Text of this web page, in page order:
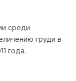
среди
груди в
года.